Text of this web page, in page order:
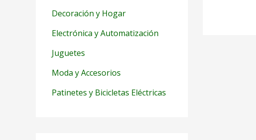
Decoración y Hogar
Electrónica y Automatización
Juguetes
Moda y Accesorios
Patinetes y Bicicletas Eléctricas